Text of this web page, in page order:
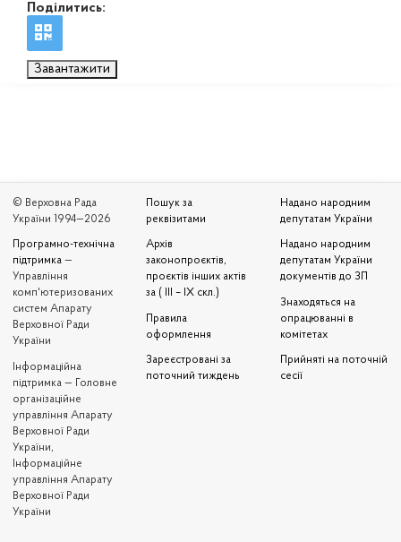
Поділитись:
Завантажити
© Верховна Рада
України 1994—2026
Програмно-технічна
підтримка —
Управління
комп'ютеризованих
систем Апарату
Верховної Ради
України
Iнформаційна
підтримка — Головне
організаційне
управління Апарату
Верховної Ради
України,
Інформаційне
управління Апарату
Верховної Ради
України
Пошук за
реквізитами
Архів
законопроєктів,
проєктів інших актів
за ( III – IX скл.)
Правила
оформлення
Зареєстровані за
поточний тиждень
Надано народним
депутатам України
Надано народним
депутатам України
документів до ЗП
Знаходяться на
опрацюванні в
комітетах
Прийняті на поточній
сесії